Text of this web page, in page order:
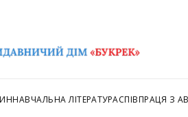
НАВЧАЛЬНА ЛІТЕРАТУРАСПІВПРАЦЯ З